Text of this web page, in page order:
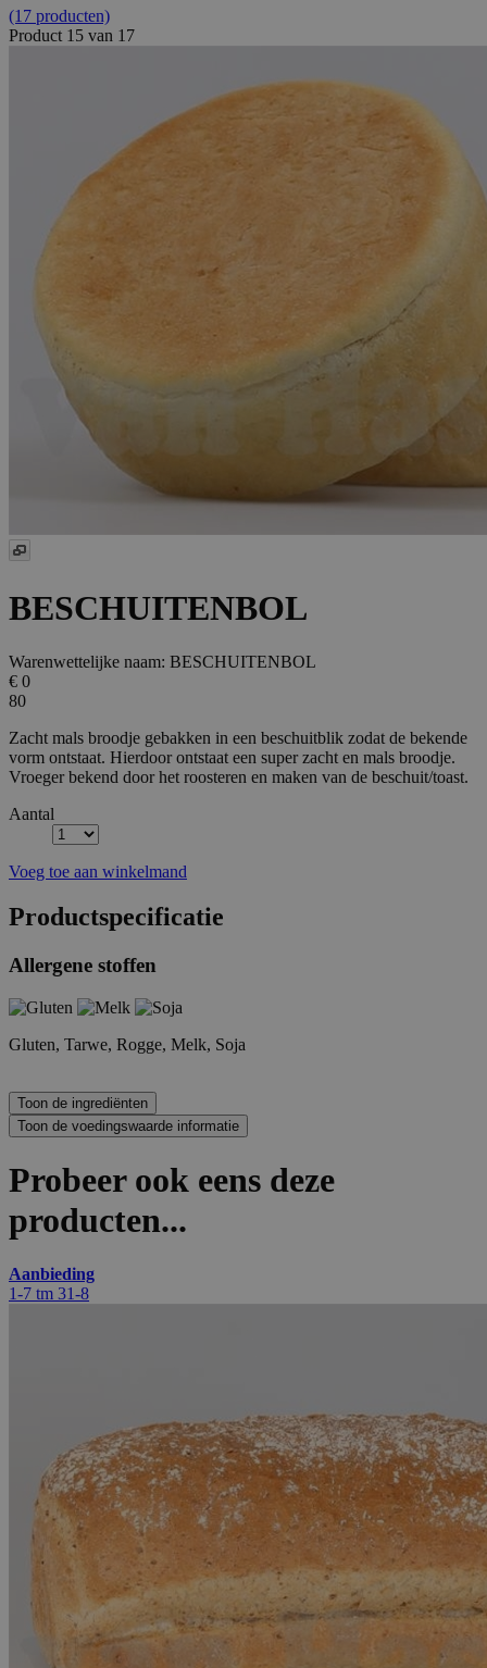
(17 producten)
Product 15 van 17
BESCHUITENBOL
Warenwettelijke naam: BESCHUITENBOL
€ 0
80
Zacht mals broodje gebakken in een beschuitblik zodat de bekende
vorm ontstaat. Hierdoor ontstaat een super zacht en mals broodje.
Vroeger bekend door het roosteren en maken van de beschuit/toast.
Aantal
Voeg toe aan winkelmand
Productspecificatie
Allergene stoffen
Gluten, Tarwe, Rogge, Melk, Soja
Probeer ook eens deze
producten...
Aanbieding
1-7 tm 31-8